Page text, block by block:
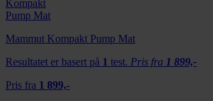
Mammut Kompakt Pump Mat
Resultatet er basert på 1 test. Pris fra 1 899,-
Pris fra 1 899,-